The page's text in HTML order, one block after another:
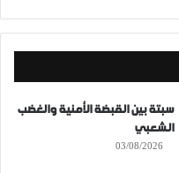
سبتة بين القبضة الأمنية والغضب
الشعبي
03/08/2026